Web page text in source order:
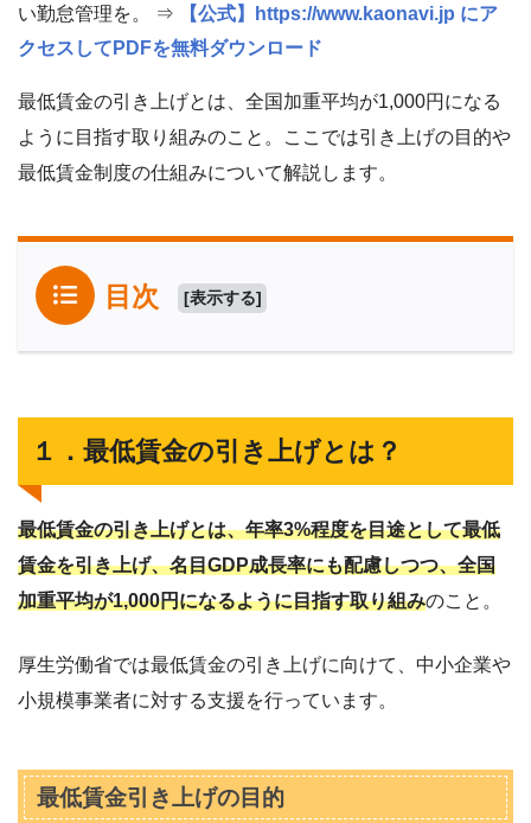
い勤怠管理を。 ⇒
【公式】https://www.kaonavi.jp にア
クセスしてPDFを無料ダウンロード
最低賃金の引き上げとは、全国加重平均が1,000円になる
ように目指す取り組みのこと。ここでは引き上げの目的や
最低賃金制度の仕組みについて解説します。
目次 [表示する]
１．最低賃金の引き上げとは？
最低賃金の引き上げとは、年率3%程度を目途として最低
賃金を引き上げ、名目GDP成長率にも配慮しつつ、全国
加重平均が1,000円になるように目指す取り組みのこと。
厚生労働省では最低賃金の引き上げに向けて、中小企業や
小規模事業者に対する支援を行っています。
最低賃金引き上げの目的